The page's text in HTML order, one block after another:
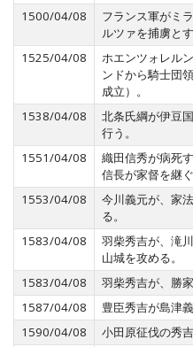
1500/04/08
フランス軍がミ
ルツァを捕虜とす
1525/04/08
ホエンツォレル
ンドから騎士団
成立）。
1538/04/08
北条氏綱が伊豆
行う。
1551/04/08
織田信秀が病死
信長が家督を継ぐ
1553/04/08
今川義元が、家
る。
1583/04/08
羽柴秀吉が、滝
山城を攻める。
1583/04/08
羽柴秀吉が、勝
1587/04/08
豊臣秀吉が島津
1590/04/08
小田原征伐の秀